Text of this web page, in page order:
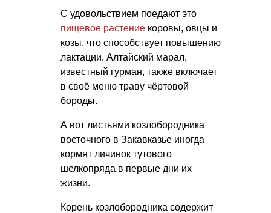
С удовольствием поедают это
пищевое растение коровы, овцы и
козы, что способствует повышению
лактации. Алтайский марал,
известный гурман, также включает
в своё меню траву чёртовой
бороды.
А вот листьями козлобородника
восточного в Закавказье иногда
кормят личинок тутового
шелкопряда в первые дни их
жизни.
Корень козлобородника содержит